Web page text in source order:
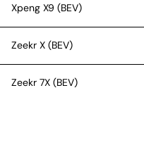
Xpeng X9 (BEV)
Zeekr X (BEV)
Zeekr 7X (BEV)